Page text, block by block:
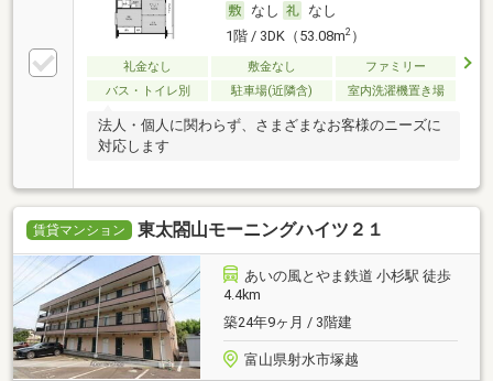
なし
なし
1階 / 3DK（53.08m2）
礼金なし 敷金なし
ファミリー
バス・トイレ別
駐車場(近隣含) 室内洗濯機置き場
法人・個人に関わらず、さまざまなお客様のニーズに
対応します
賃貸マンション 東太閤山モーニングハイツ２１
あいの風とやま鉄道 小杉駅 徒歩
4.4km
築24年9ヶ月 / 3階建
富山県射水市塚越